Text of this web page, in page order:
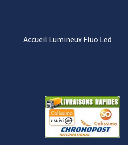
Accueil Lumineux Fluo Led